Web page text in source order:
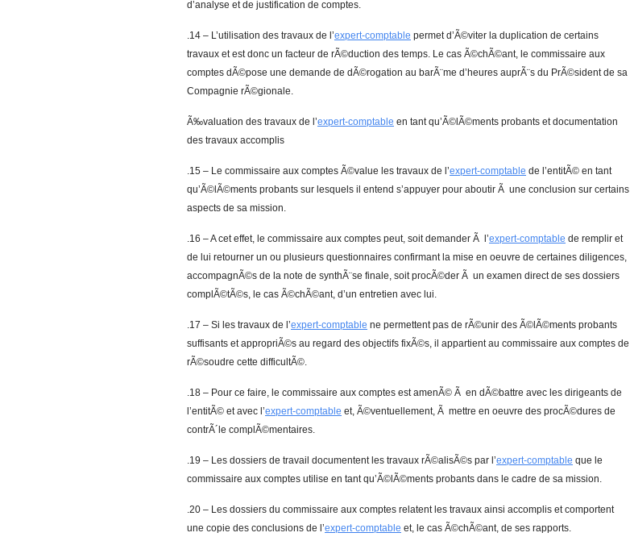
d’analyse et de justification de comptes.
.14 – L’utilisation des travaux de l’expert-comptable permet d’Ã©viter la duplication de certains
travaux et est donc un facteur de rÃ©duction des temps. Le cas Ã©chÃ©ant, le commissaire aux
comptes dÃ©pose une demande de dÃ©rogation au barÃ¨me d’heures auprÃ¨s du PrÃ©sident de sa
Compagnie rÃ©gionale.
Ã‰valuation des travaux de l’expert-comptable en tant qu’Ã©lÃ©ments probants et documentation
des travaux accomplis
.15 – Le commissaire aux comptes Ã©value les travaux de l’expert-comptable de l’entitÃ© en tant
qu’Ã©lÃ©ments probants sur lesquels il entend s’appuyer pour aboutir Ã une conclusion sur certains
aspects de sa mission.
.16 – A cet effet, le commissaire aux comptes peut, soit demander Ã l’expert-comptable de remplir et
de lui retourner un ou plusieurs questionnaires confirmant la mise en oeuvre de certaines diligences,
accompagnÃ©s de la note de synthÃ¨se finale, soit procÃ©der Ã un examen direct de ses dossiers
complÃ©tÃ©s, le cas Ã©chÃ©ant, d’un entretien avec lui.
.17 – Si les travaux de l’expert-comptable ne permettent pas de rÃ©unir des Ã©lÃ©ments probants
suffisants et appropriÃ©s au regard des objectifs fixÃ©s, il appartient au commissaire aux comptes de
rÃ©soudre cette difficultÃ©.
.18 – Pour ce faire, le commissaire aux comptes est amenÃ© Ã en dÃ©battre avec les dirigeants de
l’entitÃ© et avec l’expert-comptable et, Ã©ventuellement, Ã mettre en oeuvre des procÃ©dures de
contrÃ´le complÃ©mentaires.
.19 – Les dossiers de travail documentent les travaux rÃ©alisÃ©s par l’expert-comptable que le
commissaire aux comptes utilise en tant qu’Ã©lÃ©ments probants dans le cadre de sa mission.
.20 – Les dossiers du commissaire aux comptes relatent les travaux ainsi accomplis et comportent
une copie des conclusions de l’expert-comptable et, le cas Ã©chÃ©ant, de ses rapports.